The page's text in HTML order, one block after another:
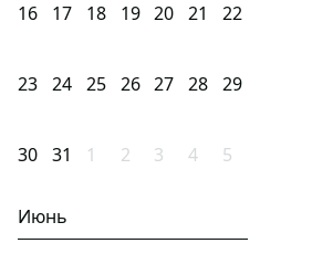
16 17 18 19 20 21 22
23 24 25 26 27 28 29
30 31 1 2 3 4 5
Июнь